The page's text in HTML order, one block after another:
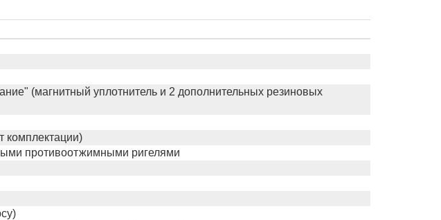
(магнитный уплотнитель и 2 дополнительных резиновых
комплектации)
противоотжимными ригелями